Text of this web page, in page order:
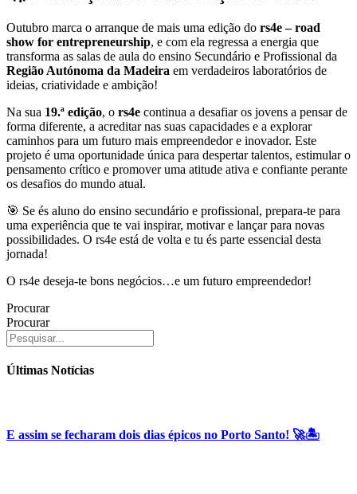
Outubro marca o arranque de mais uma edição do rs4e – road
show for entrepreneurship, e com ela regressa a energia que
transforma as salas de aula do ensino Secundário e Profissional da
Região Autónoma da Madeira em verdadeiros laboratórios de
ideias, criatividade e ambição!
Na sua 19.ª edição, o rs4e continua a desafiar os jovens a pensar de
forma diferente, a acreditar nas suas capacidades e a explorar
caminhos para um futuro mais empreendedor e inovador. Este
projeto é uma oportunidade única para despertar talentos, estimular o
pensamento crítico e promover uma atitude ativa e confiante perante
os desafios do mundo atual.
🎯 Se és aluno do ensino secundário e profissional, prepara-te para
uma experiência que te vai inspirar, motivar e lançar para novas
possibilidades. O rs4e está de volta e tu és parte essencial desta
jornada!
O rs4e deseja-te bons negócios…e um futuro empreendedor!
Procurar
Procurar
Últimas Notícias
E assim se fecharam dois dias épicos no Porto Santo! 🚀🏝️